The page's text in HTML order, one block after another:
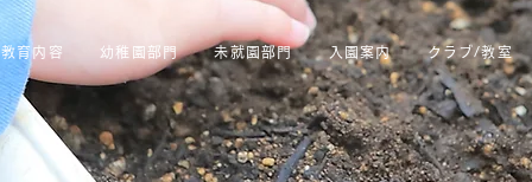
教育内容 幼稚園部門 未就園部門 入園案内 クラブ/教室